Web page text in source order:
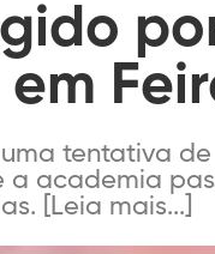
tentativa
academia
[Leia mais...]